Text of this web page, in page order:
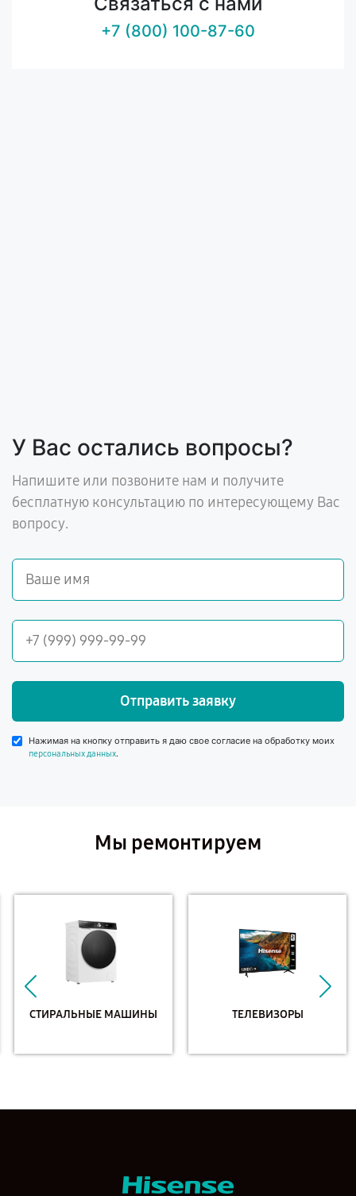
+7 (800) 100-87-60
У Вас остались вопросы?
Напишите или позвоните нам и получите
бесплатную консультацию по интересующему Вас
вопросу.
Отправить заявку
Нажимая на кнопку отправить я даю свое согласие на обработку моих
персональных данных.
Мы ремонтируем
СТИРАЛЬНЫЕ МАШИНЫ ТЕЛЕВИЗОРЫ